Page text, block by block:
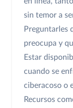
sin temor a
Preguntarles
preocupa y
Estar
cuando se
ciberacoso o
Recursos